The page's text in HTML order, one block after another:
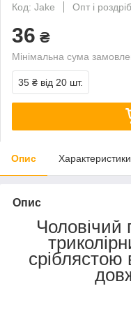
Код: Jake
Опт і роздріб
36 ₴
Мінімальна сума
35 ₴ від 20 шт.
Опис Характеристики
Опис
Чоловічий
сріблястою